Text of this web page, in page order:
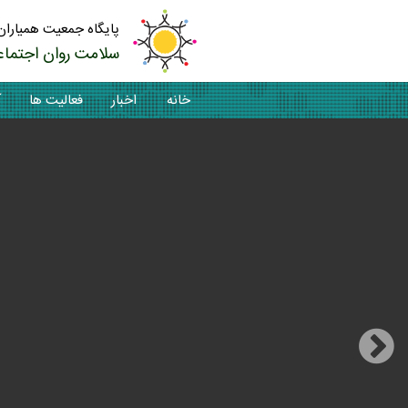
پایگاه جمعیت
سلامت روان
خانه اخبار فعالیت ها